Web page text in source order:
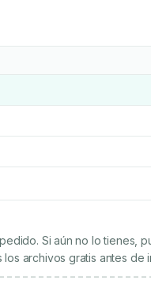
Si aún no lo tienes,
archivos gratis antes de